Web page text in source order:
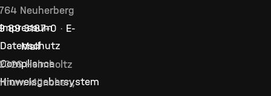
Impressum
Datenschutz
Compliance
Hinweisgebersystem
Neuherberg
89 3187–0 · E-
Mail
Helmholtz
München,